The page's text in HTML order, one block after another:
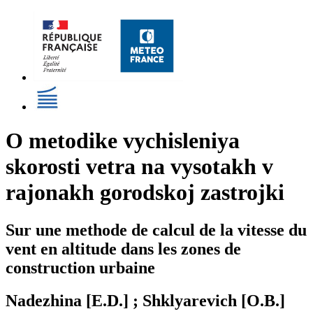
O metodike vychisleniya
skorosti vetra na vysotakh v
rajonakh gorodskoj zastrojki
Sur une methode de calcul de la vitesse du
vent en altitude dans les zones de
construction urbaine
Nadezhina [E.D.] ; Shklyarevich [O.B.]